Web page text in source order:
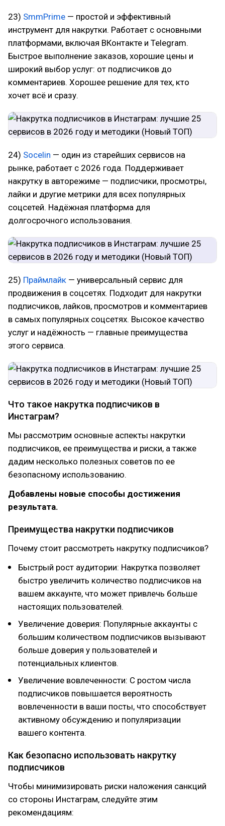
23) SmmPrime — простой и эффективный
инструмент для накрутки. Работает с основными
платформами, включая ВКонтакте и Telegram.
Быстрое выполнение заказов, хорошие цены и
широкий выбор услуг: от подписчиков до
комментариев. Хорошее решение для тех, кто
хочет всё и сразу.
24) Socelin — один из старейших сервисов на
рынке, работает с 2026 года. Поддерживает
накрутку в авторежиме — подписчики, просмотры,
лайки и другие метрики для всех популярных
соцсетей. Надёжная платформа для
долгосрочного использования.
25) Праймлайк — универсальный сервис для
продвижения в соцсетях. Подходит для накрутки
подписчиков, лайков, просмотров и комментариев
в самых популярных соцсетях. Высокое качество
услуг и надёжность — главные преимущества
этого сервиса.
Что такое накрутка подписчиков в
Инстаграм?
Мы рассмотрим основные аспекты накрутки
подписчиков, ее преимущества и риски, а также
дадим несколько полезных советов по ее
безопасному использованию.
Добавлены новые способы достижения
результата.
Преимущества накрутки подписчиков
Почему стоит рассмотреть накрутку подписчиков?
Быстрый рост аудитории: Накрутка позволяет
быстро увеличить количество подписчиков на
вашем аккаунте, что может привлечь больше
настоящих пользователей.
Увеличение доверия: Популярные аккаунты с
большим количеством подписчиков вызывают
больше доверия у пользователей и
потенциальных клиентов.
Увеличение вовлеченности: С ростом числа
подписчиков повышается вероятность
вовлеченности в ваши посты, что способствует
активному обсуждению и популяризации
вашего контента.
Как безопасно использовать накрутку
подписчиков
Чтобы минимизировать риски наложения санкций
со стороны Инстаграм, следуйте этим
рекомендациям: